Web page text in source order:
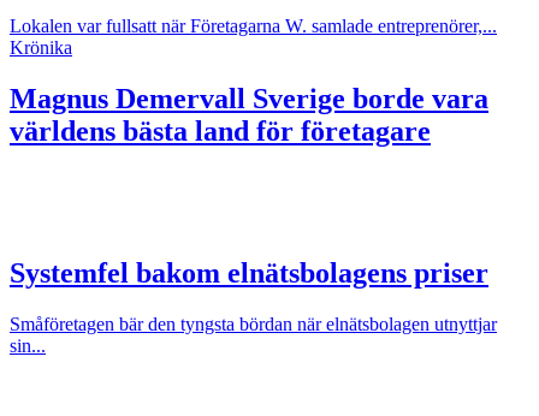
Lokalen var fullsatt när Företagarna W. samlade entreprenörer,...
Krönika
Magnus Demervall Sverige borde vara
världens bästa land för företagare
Systemfel bakom elnätsbolagens priser
Småföretagen bär den tyngsta bördan när elnätsbolagen utnyttjar
sin...